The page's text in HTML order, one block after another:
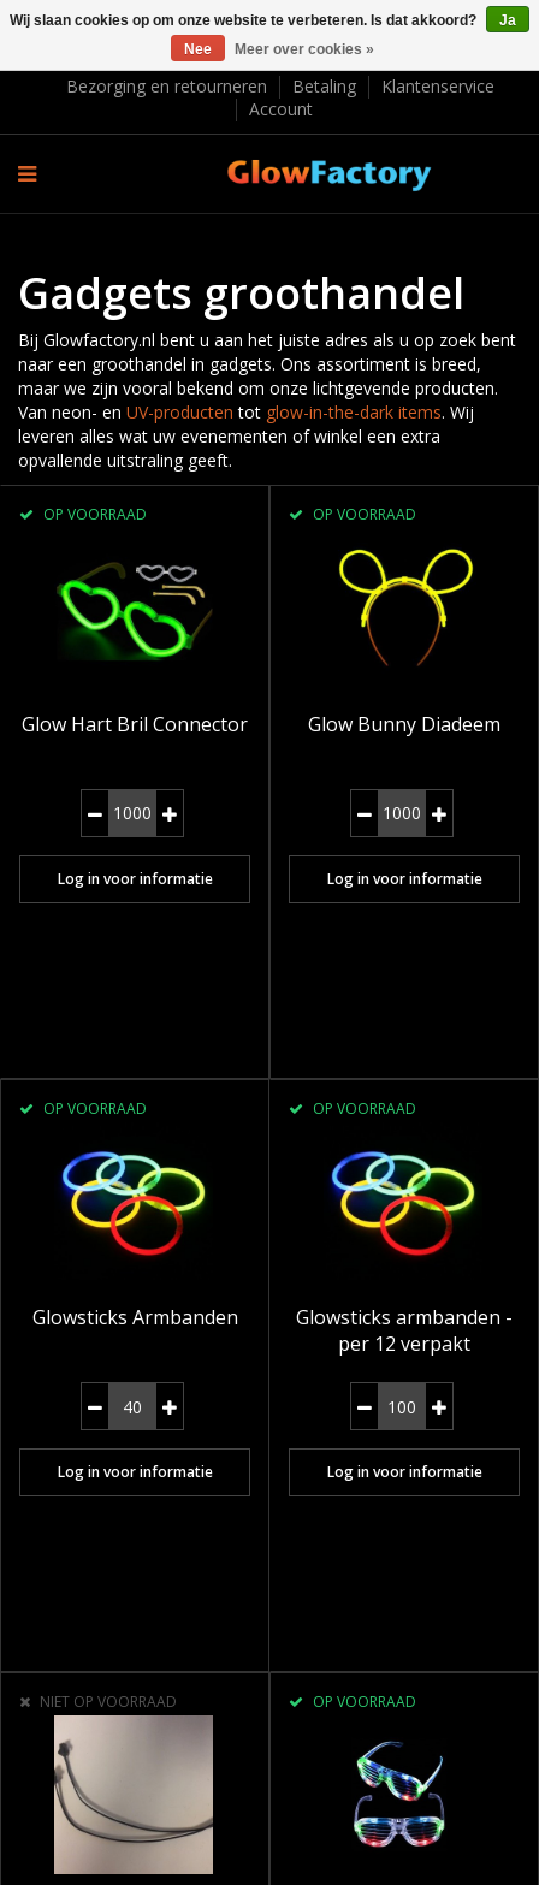
EUR €
Bezorging en retourneren
Betaling
Klantenservice
Account
Gadgets groothandel
Bij Glowfactory.nl bent u aan het juiste adres als u op zoek bent
naar een groothandel in gadgets. Ons assortiment is breed,
maar we zijn vooral bekend om onze lichtgevende producten.
Van neon- en UV-producten tot glow-in-the-dark items. Wij
leveren alles wat uw evenementen of winkel een extra
opvallende uitstraling geeft.
OP VOORRAAD
Glow Hart Bril Connector
Log in voor informatie
OP VOORRAAD
Glow Bunny Diadeem
Log in voor informatie
OP VOORRAAD
Glowsticks Armbanden
Log in voor informatie
OP VOORRAAD
Glowsticks armbanden -
per 12 verpakt
Log in voor informatie
NIET OP VOORRAAD OP VOORRAAD
Wij slaan cookies op om onze website te verbeteren. Is dat akkoord?
Ja
Nee
Meer over cookies »